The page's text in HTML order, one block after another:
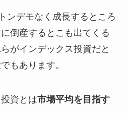
ンデモなく成長するところ
倒産するとこも出てくる
がインデックス投資だと
もあります。
資とは市場平均を目指す